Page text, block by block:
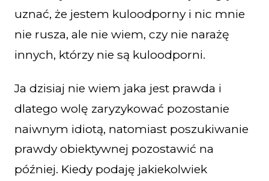
uznać, że jestem kuloodporny i nic mnie
nie rusza, ale nie wiem, czy nie narażę
innych, którzy nie są kuloodporni.
Ja dzisiaj nie wiem jaka jest prawda i
dlatego wolę zaryzykować pozostanie
naiwnym idiotą, natomiast poszukiwanie
prawdy obiektywnej pozostawić na
później. Kiedy podaję jakiekolwiek